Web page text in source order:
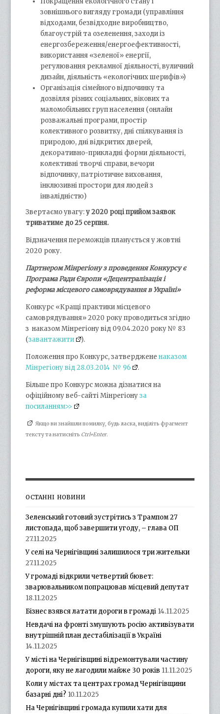
зовнішнього вигляду громади (управління
відходами, безвідходне виробництво,
благоустрій та озеленення, заходи із
енергозбереження/енергоефективності,
використання «зеленої» енергії,
регулювання рекламної діяльності, вуличний
дизайн, діяльність «екологічних шерифів»)
Організація сімейного відпочинку та
дозвілля різних соціальних, вікових та
маломобільних груп населення (онлайн
розважальні програми, простір
колективного розвитку, дні спілкування із
природою, дні відкритих дверей,
декоративно-прикладні форми діяльності,
колективні творчі справи, вечори
відпочинку, патріотичне виховання,
інклюзивні простори для людей з
інвалідністю)
Звертаємо увагу:у 2020 році прийом заявок
триватиме до 25 серпня.
Відзначення переможців планується у жовтні
2020 року.
Партнером Мінрегіону з проведення Конкурсу є
Програма Ради Європи «Децентралізація і
реформа місцевого самоврядування в Україні»
Конкурс «Кращі практики місцевого
самоврядування» 2020 року проводиться згідно
з наказом Мінрегіону від 09.04.2020 року № 83
(завантажити ).
Положення про Конкурс, затверджененаказом
Мінрегіону від 28.03.2014 № 96
.
Більше про Конкурс можна дізнатися на
офіційному веб-сайті Мінрегіонуза
посиланням>>
Якщо ви знайшли помилку, будь ласка, виділіть фрагмент
тексту та натисніть Ctrl+Enter.
ОСТАННІ НОВИНИ
Зеленський готовий зустрітись з Трампом 27
листопада, щоб завершити угоду, – глава ОП
27.11.2025
У селі на Чернігівщині залишилося три жительки
27.11.2025
У громаді відкрили четвертий бювет:
зварювальником попрацював місцевий депутат
18.11.2025
Бізнес взявся латати дороги в громаді 14.11.2025
Невдачі на фронті змушують росію активізувати
внутрішній план дестабілізації в Україні
14.11.2025
У місті на Чернігівщині відремонтували частину
дороги, яку не лагодили майже 30 років 11.11.2025
Коли у містах та центрах громад Чернігівщини
базарні дні? 10.11.2025
На Чернігівщині громада купили хати для